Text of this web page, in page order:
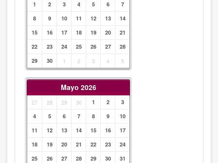
1 2 3 4 5 6
7
8
9 10 11 12 13
14
15
16 17 18 19 20
21
22
23 24 25 26 27
28
29
30 1 2 3 4 5
Mayo 2026
27 28 29 30 1 2
3
4
5 6 7 8 9
10
11
12 13 14 15 16
17
18
19 20 21 22 23
24
25
26 27 28 29 30 31